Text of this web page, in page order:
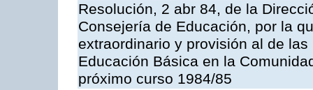
Resolución, 2 abr 84, de la
Consejería de Educación, por la
extraordinario y provisión al de
Educación Básica en la
próximo curso 1984/85